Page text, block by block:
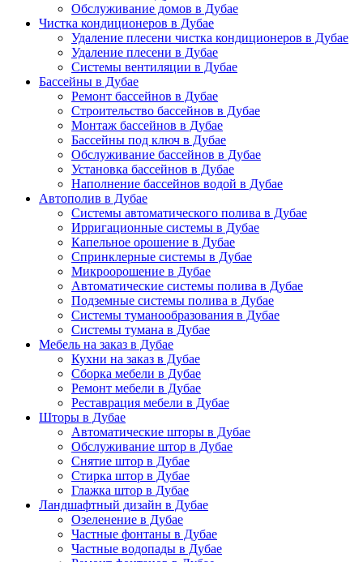
Обслуживание домов в Дубае
Чистка кондиционеров в Дубае
Удаление плесени чистка кондиционеров в Дубае
Удаление плесени в Дубае
Системы вентиляции в Дубае
Бассейны в Дубае
Ремонт бассейнов в Дубае
Строительство бассейнов в Дубае
Монтаж бассейнов в Дубае
Бассейны под ключ в Дубае
Обслуживание бассейнов в Дубае
Установка бассейнов в Дубае
Наполнение бассейнов водой в Дубае
Автополив в Дубае
Системы автоматического полива в Дубае
Ирригационные системы в Дубае
Капельное орошение в Дубае
Спринклерные системы в Дубае
Микроорошение в Дубае
Автоматические системы полива в Дубае
Подземные системы полива в Дубае
Системы туманообразования в Дубае
Системы тумана в Дубае
Мебель на заказ в Дубае
Кухни на заказ в Дубае
Сборка мебели в Дубае
Ремонт мебели в Дубае
Реставрация мебели в Дубае
Шторы в Дубае
Автоматические шторы в Дубае
Обслуживание штор в Дубае
Снятие штор в Дубае
Стирка штор в Дубае
Глажка штор в Дубае
Ландшафтный дизайн в Дубае
Озеленение в Дубае
Частные фонтаны в Дубае
Частные водопады в Дубае